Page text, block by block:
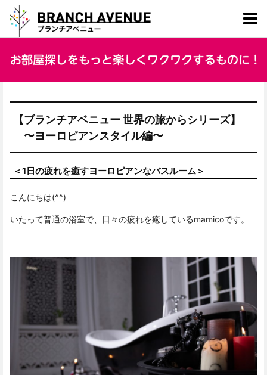
【ブランチアベニュー 世界の旅からシリーズ】
〜ヨーロピアンスタイル編〜
＜1日の疲れを癒すヨーロピアンなバスルーム＞
こんにちは(^^)
いたって普通の浴室で、日々の疲れを癒しているmamicoです。